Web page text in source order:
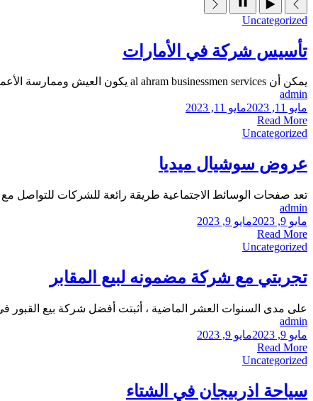
Uncategorized
تأسيس شركة في الأمارات
يمكن أن al ahram businessmen services يكون العيش وممارسة الأعمال التجارية في الإمارات تجربة شاقة للكثيرين ، مع العديد من القوانين واللوائح والإجراءات التي تحكم...
admin
مايو 11, 2023
مايو 11, 2023
Read More
Uncategorized
عروض سوشيال ميديا
تعد صفحات الوسائط الاجتماعية طريقة رائعة للشركات للتواصل
admin
مايو 9, 2023
مايو 9, 2023
Read More
Uncategorized
تجربتي مع شركة مضمونه لبيع المقابر
على مدى السنوات العشر الماضية ، أثبتت أفضل شركة بيع القبور
admin
مايو 9, 2023
مايو 9, 2023
Read More
Uncategorized
سياحة اذربيجان في الشتاء